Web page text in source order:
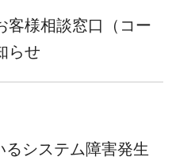
客様相談窓口（コー
らせ
システム障害発生